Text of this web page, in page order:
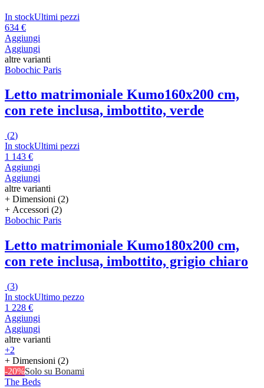
In stockUltimi pezzi
634 €
Aggiungi
Aggiungi
altre varianti
Bobochic Paris
Letto matrimoniale Kumo160x200 cm,
con rete inclusa, imbottito, verde
(2)
In stockUltimi pezzi
1 143 €
Aggiungi
Aggiungi
altre varianti
+ Dimensioni (2)
+ Accessori (2)
Bobochic Paris
Letto matrimoniale Kumo180x200 cm,
con rete inclusa, imbottito, grigio chiaro
(3)
In stockUltimo pezzo
1 228 €
Aggiungi
Aggiungi
altre varianti
+2
+ Dimensioni (2)
-20%Solo su Bonami
The Beds